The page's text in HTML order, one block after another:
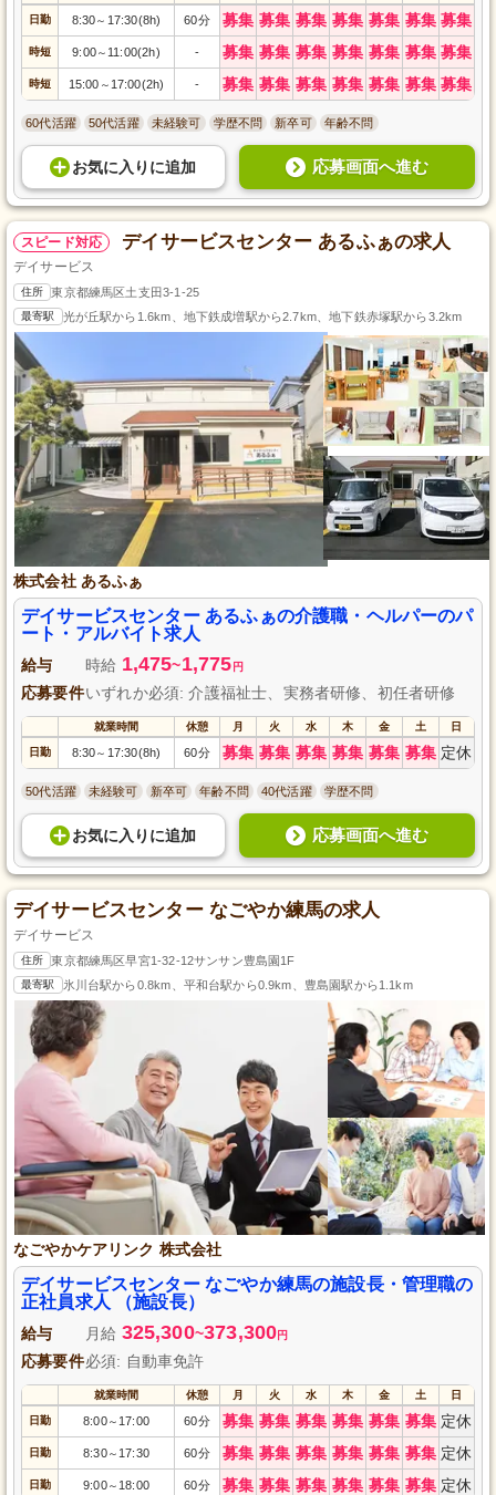
日勤 8:30～ 17:30(8h) 60分 募集 募集 募集 募集 募集 募集 募集
時短 9:00～ 11:00(2h) - 募集 募集 募集 募集 募集 募集 募集
時短 15:00 ～ 17:00(2h) - 募集 募集 募集 募集 募集 募集 募集
60代活躍 50代活躍 未経験可 学歴不問 新卒可 年齢不問
お気に入り に追加 応募画面へ進む
スピード対応 デイサービスセンター あるふぁの求人
デイサービス
住所 東京都練馬区土支田3-1-25
最寄駅 光が丘駅から1.6km、地下鉄成増駅から2.7km、地下鉄赤塚駅から3.2km
株式会社 あるふぁ
デイサービスセンター あるふぁの介護職・ヘルパーのパ
ート・アルバイト求人
給与 時給 1,475~1,775 円
応募要件いずれか必須: 介護福祉士、実務者研修、初任者研修
就業時間 休憩 月 火 水 木 金 土 日
日勤 8:30～ 17:30(8h) 60分 募集 募集 募集 募集 募集 募集 定休
50代活躍 未経験可 新卒可 年齢不問 40代活躍 学歴不問
お気に入り に追加 応募画面へ進む
デイサービスセンター なごやか練馬の求人
デイサービス
住所 東京都練馬区早宮1-32-12サンサン豊島園1F
最寄駅 氷川台駅から0.8km、平和台駅から0.9km、豊島園駅から1.1km
なごやかケアリンク 株式会社
デイサービスセンター なごやか練馬の施設長・管理職の
正社員求人 （施設長）
給与 月給 325,300~373,300円
応募要件必須: 自動車免許
就業時間 休憩 月 火 水 木 金 土 日
日勤 8:00～ 17:00 60分 募集 募集 募集 募集 募集 募集 定休
日勤 8:30～ 17:30 60分 募集 募集 募集 募集 募集 募集 定休
日勤 9:00～ 18:00 60分 募集 募集 募集 募集 募集 募集 定休